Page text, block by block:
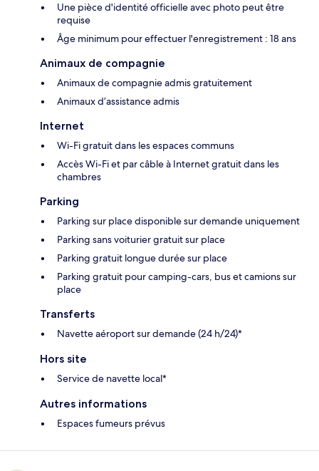
Une pièce d'identité officielle avec photo peut être
requise
Âge minimum pour effectuer l'enregistrement : 18 ans
Animaux de compagnie
Animaux de compagnie admis gratuitement
Animaux d’assistance admis
Internet
Wi-Fi gratuit dans les espaces communs
Accès Wi-Fi et par câble à Internet gratuit dans les
chambres
Parking
Parking sur place disponible sur demande uniquement
Parking sans voiturier gratuit sur place
Parking gratuit longue durée sur place
Parking gratuit pour camping-cars, bus et camions sur
place
Transferts
Navette aéroport sur demande (24 h/24)*
Hors site
Service de navette local*
Autres informations
Espaces fumeurs prévus